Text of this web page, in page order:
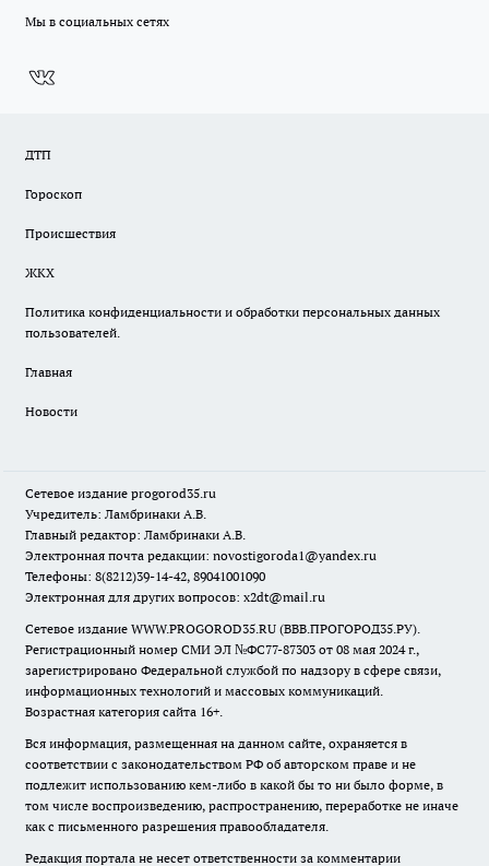
Мы в социальных сетях
ДТП
Гороскоп
Происшествия
ЖКХ
Политика конфиденциальности и обработки персональных данных
пользователей.
Главная
Новости
Сетевое издание progorod35.ru
Учредитель: Ламбринаки А.В.
Главный редактор: Ламбринаки А.В.
Электронная почта редакции: novostigoroda1@yandex.ru
Телефоны: 8(8212)39-14-42, 89041001090
Электронная для других вопросов: x2dt@mail.ru
Сетевое издание WWW.PROGOROD35.RU (ВВВ.ПРОГОРОД35.РУ).
Регистрационный номер СМИ ЭЛ №ФС77-87303 от 08 мая 2024 г.,
зарегистрировано Федеральной службой по надзору в сфере связи,
информационных технологий и массовых коммуникаций.
Возрастная категория сайта 16+.
Вся информация, размещенная на данном сайте, охраняется в
соответствии с законодательством РФ об авторском праве и не
подлежит использованию кем-либо в какой бы то ни было форме, в
том числе воспроизведению, распространению, переработке не иначе
как с письменного разрешения правообладателя.
Редакция портала не несет ответственности за комментарии